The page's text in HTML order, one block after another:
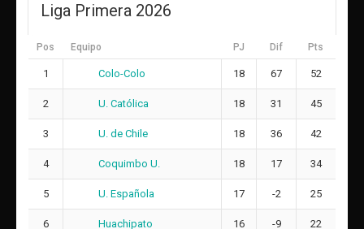
9
17
A Antonella Alexa Bosquet Osses
C Cintilus Widelande
Natalia Ester de los Ángeles Moreno Márquez
Trinidad Paz Bravo Jara
30
Liga Primera 2026
Pos Equipo PJ Dif Pts
1 Colo-Colo 18 67 52
2 U. Católica 18 31 45
3 U. de Chile 18 36 42
4 Coquimbo U. 18 17 34
5 U. Española 17 -2 25
6 Huachipato 16 -9 22